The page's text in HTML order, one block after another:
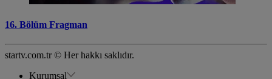
16. Bölüm Fragman
startv.com.tr © Her hakkı saklıdır.
Kurumsal